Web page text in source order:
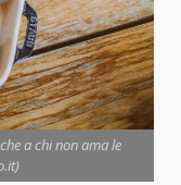
a chi non ama le